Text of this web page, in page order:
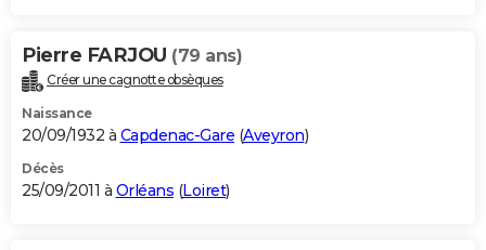
Pierre FARJOU (79 ans)
Créer une cagnotte obsèques
Naissance
20/09/1932 à Capdenac-Gare (Aveyron)
Décès
25/09/2011 à Orléans (Loiret)